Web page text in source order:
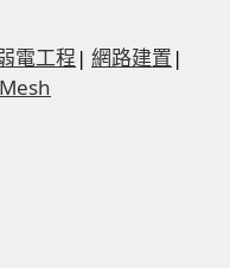
電工程 |網路建置 |